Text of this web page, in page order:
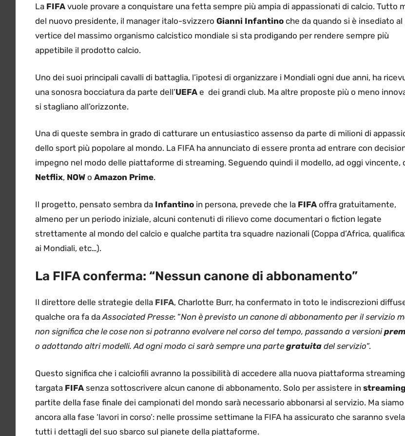
La FIFA vuole provare a conquistare una fetta sempre più ampia di appassionati di calcio. Tutto
del nuovo presidente, il manager italo-svizzero Gianni Infantino che da quando si è insediato al
vertice del massimo organismo calcistico mondiale si sta prodigando per rendere sempre più
appetibile il prodotto calcio.
Uno dei suoi principali cavalli di battaglia, l’ipotesi di organizzare i Mondiali ogni due anni, ha
una sonosra bocciatura da parte dell’UEFA e dei grandi club. Ma altre proposte più o meno
si stagliano all’orizzonte.
Una di queste sembra in grado di catturare un entusiastico assenso da parte di milioni di
dello sport più popolare al mondo. La FIFA ha annunciato di essere pronta ad entrare con
impegno nel modo delle piattaforme di streaming. Seguendo quindi il modello, ad oggi vincente,
Netflix, NOW o Amazon Prime.
Il progetto, pensato sembra da Infantino in persona, prevede che la FIFA offra gratuitamente,
almeno per un periodo iniziale, alcuni contenuti di rilievo come documentari o fiction legate
strettamente al mondo del calcio e qualche partita tra squadre nazionali (Coppa d’Africa,
ai Mondiali, etc…).
La FIFA conferma: “Nessun canone di abbonamento”
Il direttore delle strategie della FIFA, Charlotte Burr, ha confermato in toto le indiscrezioni
qualche ora fa daAssociated Presse: “Non è previsto un canone di abbonamento per il servizio
non significa che le cose non si potranno evolvere nel corso del tempo, passando a versioni
o adottando altri modelli. Ad ogni modo ci sarà sempre una parte gratuita del servizio“.
Questo significa che i calciofili avranno la possibilità di accedere alla nuova piattaforma streaming
targata FIFA senza sottoscrivere alcun canone di abbonamento. Solo per assistere in streaming
partite della fase finale dei campionati del mondo sarà necessario abbonarsi al servizio. Ma siamo
ancora alla fase ‘lavori in corso’: nelle prossime settimane la FIFA ha assicurato che saranno
tutti i dettagli del suo sbarco sul pianete della piattaforme.